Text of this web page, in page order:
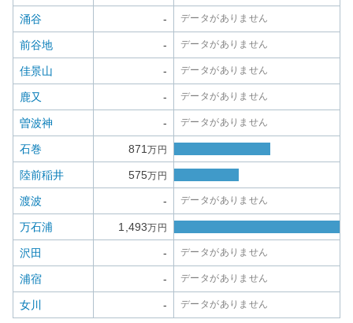
涌谷 - データがありません
前谷地 - データがありません
佳景山 - データがありません
鹿又 - データがありません
曽波神 - データがありません
石巻 871万円
陸前稲井 575万円
渡波 - データがありません
万石浦 1,493万円
沢田 - データがありません
浦宿 - データがありません
女川 - データがありません